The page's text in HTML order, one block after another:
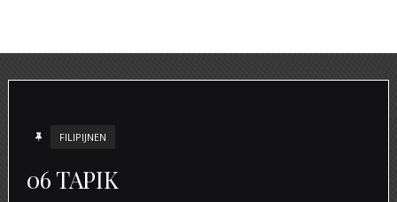
FILIPIJNEN
06 TAPIK